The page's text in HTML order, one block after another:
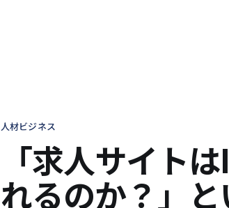
人材ビジネス
「求人サイト
れるのか？」